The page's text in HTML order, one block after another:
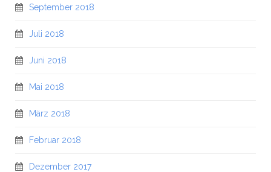
September 2018
Juli 2018
Juni 2018
Mai 2018
März 2018
Februar 2018
Dezember 2017